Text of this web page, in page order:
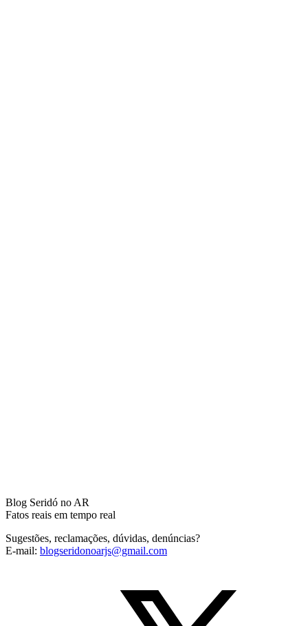
Blog Seridó no AR
Fatos reais em tempo real
Sugestões, reclamações, dúvidas, denúncias?
E-mail: blogseridonoarjs@gmail.com